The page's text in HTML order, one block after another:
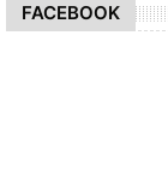
FACEBOOK